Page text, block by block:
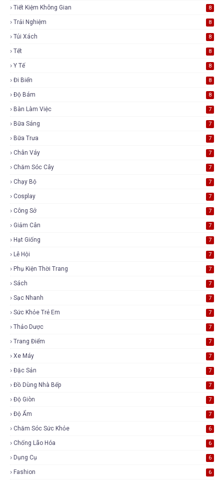
Tiết Kiệm Không Gian 8
Trải Nghiệm 8
Túi Xách 8
Tết 8
Y Tế 8
Đi Biển 8
Độ Bám 8
Bàn Làm Việc 7
Bữa Sáng 7
Bữa Trưa 7
Chân Váy 7
Chăm Sóc Cây 7
Chạy Bộ 7
Cosplay 7
Công Sở 7
Giảm Cân 7
Hạt Giống 7
Lễ Hội 7
Phụ Kiện Thời Trang 7
Sách 7
Sạc Nhanh 7
Sức Khỏe Trẻ Em 7
Thảo Dược 7
Trang Điểm 7
Xe Máy 7
Đặc Sản 7
Đồ Dùng Nhà Bếp 7
Độ Giòn 7
Độ Ẩm 7
Chăm Sóc Sức Khỏe 6
Chống Lão Hóa 6
Dụng Cụ 6
Fashion 6